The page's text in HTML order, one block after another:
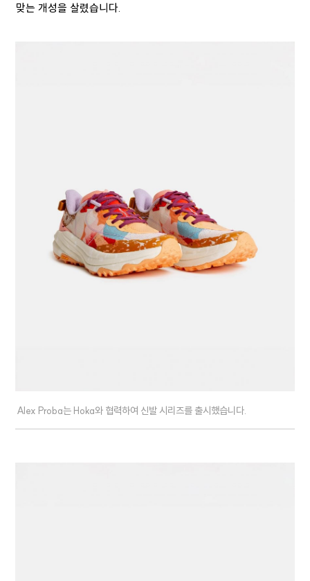
맞는 개성을 살렸습니다.
Alex Proba는 Hoka와 협력하여 신발 시리즈를 출시했습니다.